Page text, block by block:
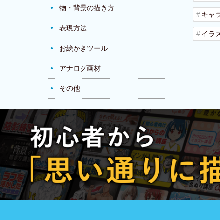
物・背景の描き方
表現方法
お絵かきツール
アナログ画材
その他
キャ
イラ